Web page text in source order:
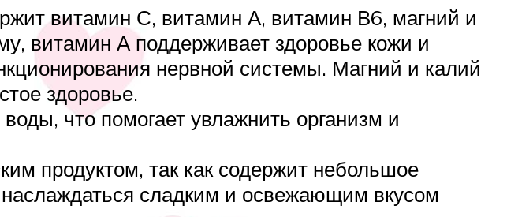
витамин С, витамин А, витамин В6, магний и
витамин А поддерживает здоровье кожи и
нервной системы. Магний и калий
здоровье.
что помогает увлажнить организм и
продуктом, так как содержит небольшое
сладким и освежающим вкусом